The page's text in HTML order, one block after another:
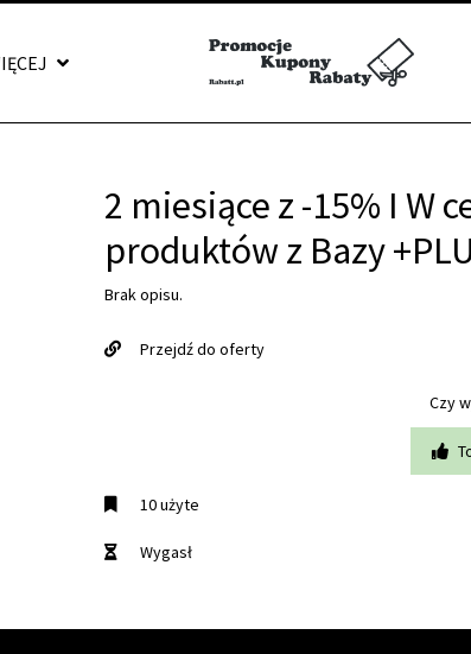
2 miesiące z -15% I W
produktów z Bazy
Brak opisu.
Przejdź do oferty
Czy
10 użyte
Wygasł